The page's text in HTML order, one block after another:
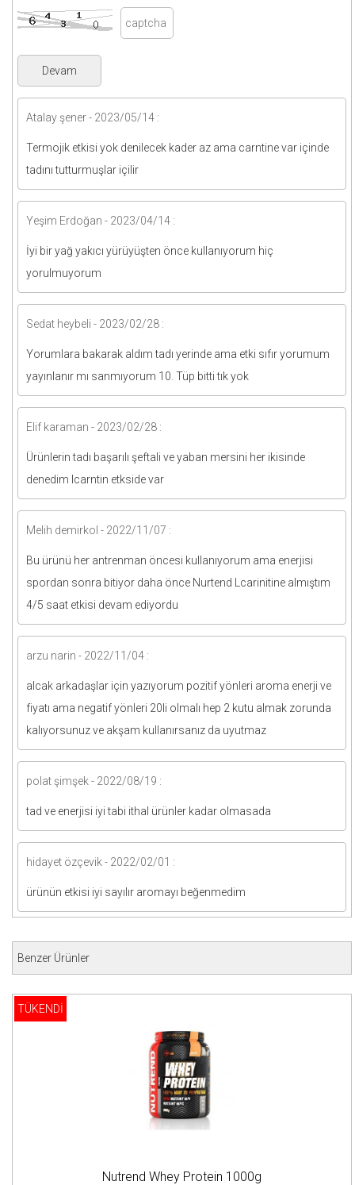
Atalay şener - 2023/05/14 :
Termojik etkisi yok denilecek kader az ama carntine var içinde
tadını tutturmuşlar içilir
Yeşim Erdoğan - 2023/04/14 :
İyi bir yağ yakıcı yürüyüşten önce kullanıyorum hiç
yorulmuyorum
Sedat heybeli - 2023/02/28 :
Yorumlara bakarak aldım tadı yerinde ama etki sıfır yorumum
yayınlanır mı sanmıyorum 10. Tüp bitti tık yok
Elif karaman - 2023/02/28 :
Ürünlerin tadı başarılı şeftali ve yaban mersini her ikisinde
denedim lcarntin etkside var
Melih demirkol - 2022/11/07 :
Bu ürünü her antrenman öncesi kullanıyorum ama enerjisi
spordan sonra bitiyor daha önce Nurtend Lcarinitine almıştım
4/5 saat etkisi devam ediyordu
arzu narin - 2022/11/04 :
alcak arkadaşlar için yazıyorum pozitif yönleri aroma enerji ve
fiyatı ama negatif yönleri 20li olmalı hep 2 kutu almak zorunda
kalıyorsunuz ve akşam kullanırsanız da uyutmaz
polat şimşek - 2022/08/19 :
tad ve enerjisi iyi tabi ithal ürünler kadar olmasada
hidayet özçevik - 2022/02/01 :
ürünün etkisi iyi sayılır aromayı beğenmedim
Benzer Ürünler
TÜKENDİ
Nutrend Whey Protein 1000g